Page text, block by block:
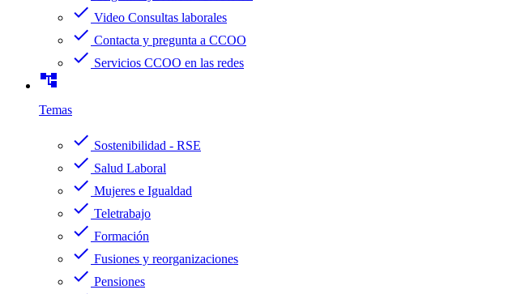
check Video Consultas laborales
check Contacta y pregunta a CCOO
check Servicios CCOO en las redes
account_tree
Temas
check Sostenibilidad - RSE
check Salud Laboral
check Mujeres e Igualdad
check Teletrabajo
check Formación
check Fusiones y reorganizaciones
check Pensiones